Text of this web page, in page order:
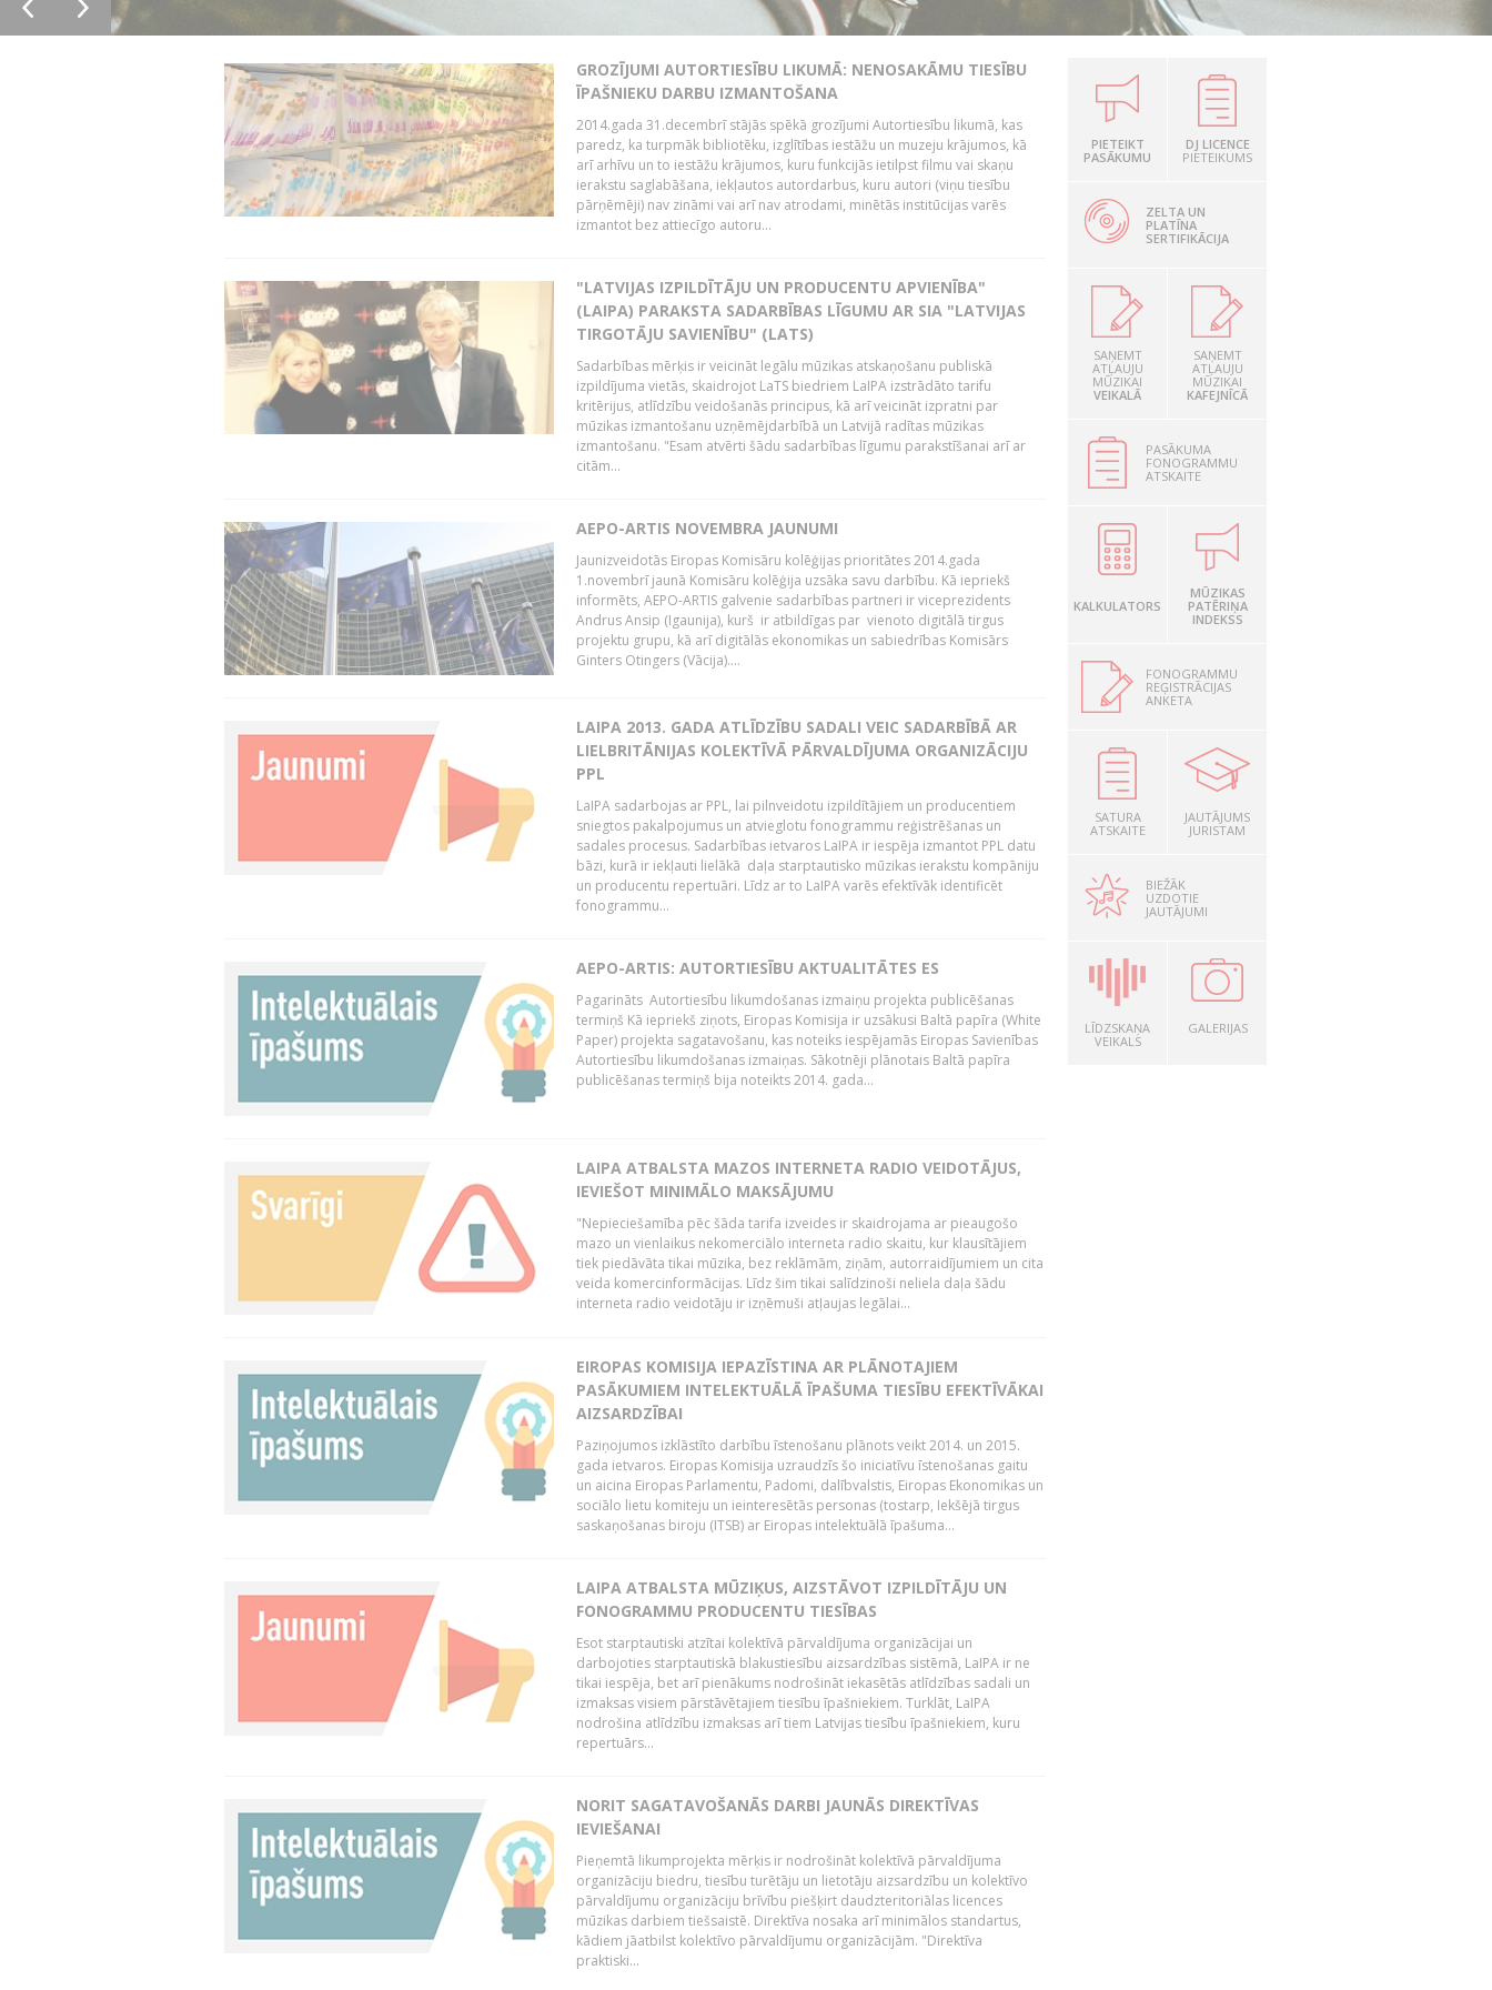
GROZĪJUMI AUTORTIESĪBU LIKUMĀ: NENOSAKĀMU TIESĪBU
ĪPAŠNIEKU DARBU IZMANTOŠANA
2014.gada 31.decembrī stājās spēkā grozījumi Autortiesību likumā, kas
paredz, ka turpmāk bibliotēku, izglītības iestāžu un muzeju krājumos, kā
arī arhīvu un to iestāžu krājumos, kuru funkcijās ietilpst filmu vai skaņu
ierakstu saglabāšana, iekļautos autordarbus, kuru autori (viņu tiesību
pārņēmēji) nav zināmi vai arī nav atrodami, minētās institūcijas varēs
izmantot bez attiecīgo autoru...
"LATVIJAS IZPILDĪTĀJU UN PRODUCENTU APVIENĪBA"
(LAIPA) PARAKSTA SADARBĪBAS LĪGUMU AR SIA "LATVIJAS
TIRGOTĀJU SAVIENĪBU" (LATS)
Sadarbības mērķis ir veicināt legālu mūzikas atskaņošanu publiskā
izpildījuma vietās, skaidrojot LaTS biedriem LaIPA izstrādāto tarifu
kritērijus, atlīdzību veidošanās principus, kā arī veicināt izpratni par
mūzikas izmantošanu uzņēmējdarbībā un Latvijā radītas mūzikas
izmantošanu. "Esam atvērti šādu sadarbības līgumu parakstīšanai arī ar
citām...
AEPO-ARTIS NOVEMBRA JAUNUMI
Jaunizveidotās Eiropas Komisāru kolēģijas prioritātes 2014.gada
1.novembrī jaunā Komisāru kolēģija uzsāka savu darbību. Kā iepriekš
informēts, AEPO-ARTIS galvenie sadarbības partneri ir viceprezidents
Andrus Ansip (Igaunija), kurš ir atbildīgas par vienoto digitālā tirgus
projektu grupu, kā arī digitālās ekonomikas un sabiedrības Komisārs
Ginters Otingers (Vācija)....
LAIPA 2013. GADA ATLĪDZĪBU SADALI VEIC SADARBĪBĀ AR
LIELBRITĀNIJAS KOLEKTĪVĀ PĀRVALDĪJUMA ORGANIZĀCIJU
PPL
LaIPA sadarbojas ar PPL, lai pilnveidotu izpildītājiem un producentiem
sniegtos pakalpojumus un atvieglotu fonogrammu reģistrēšanas un
sadales procesus. Sadarbības ietvaros LaIPA ir iespēja izmantot PPL datu
bāzi, kurā ir iekļauti lielākā daļa starptautisko mūzikas ierakstu kompāniju
un producentu repertuāri. Līdz ar to LaIPA varēs efektīvāk identificēt
fonogrammu...
AEPO-ARTIS: AUTORTIESĪBU AKTUALITĀTES ES
Pagarināts Autortiesību likumdošanas izmaiņu projekta publicēšanas
termiņš Kā iepriekš ziņots, Eiropas Komisija ir uzsākusi Baltā papīra (White
Paper) projekta sagatavošanu, kas noteiks iespējamās Eiropas Savienības
Autortiesību likumdošanas izmaiņas. Sākotnēji plānotais Baltā papīra
publicēšanas termiņš bija noteikts 2014. gada...
LAIPA ATBALSTA MAZOS INTERNETA RADIO VEIDOTĀJUS,
IEVIEŠOT MINIMĀLO MAKSĀJUMU
"Nepieciešamība pēc šāda tarifa izveides ir skaidrojama ar pieaugošo
mazo un vienlaikus nekomerciālo interneta radio skaitu, kur klausītājiem
tiek piedāvāta tikai mūzika, bez reklāmām, ziņām, autorraidījumiem un cita
veida komercinformācijas. Līdz šim tikai salīdzinoši neliela daļa šādu
interneta radio veidotāju ir izņēmuši atļaujas legālai...
EIROPAS KOMISIJA IEPAZĪSTINA AR PLĀNOTAJIEM
PASĀKUMIEM INTELEKTUĀLĀ ĪPAŠUMA TIESĪBU EFEKTĪVĀKAI
AIZSARDZĪBAI
Paziņojumos izklāstīto darbību īstenošanu plānots veikt 2014. un 2015.
gada ietvaros. Eiropas Komisija uzraudzīs šo iniciatīvu īstenošanas gaitu
un aicina Eiropas Parlamentu, Padomi, dalībvalstis, Eiropas Ekonomikas un
sociālo lietu komiteju un ieinteresētās personas (tostarp, Iekšējā tirgus
saskaņošanas biroju (ITSB) ar Eiropas intelektuālā īpašuma...
LAIPA ATBALSTA MŪZIĶUS, AIZSTĀVOT IZPILDĪTĀJU UN
FONOGRAMMU PRODUCENTU TIESĪBAS
Esot starptautiski atzītai kolektīvā pārvaldījuma organizācijai un
darbojoties starptautiskā blakustiesību aizsardzības sistēmā, LaIPA ir ne
tikai iespēja, bet arī pienākums nodrošināt iekasētās atlīdzības sadali un
izmaksas visiem pārstāvētajiem tiesību īpašniekiem. Turklāt, LaIPA
nodrošina atlīdzību izmaksas arī tiem Latvijas tiesību īpašniekiem, kuru
repertuārs...
NORIT SAGATAVOŠANĀS DARBI JAUNĀS DIREKTĪVAS
IEVIEŠANAI
Pieņemtā likumprojekta mērķis ir nodrošināt kolektīvā pārvaldījuma
organizāciju biedru, tiesību turētāju un lietotāju aizsardzību un kolektīvo
pārvaldījumu organizāciju brīvību piešķirt daudzteritoriālas licences
mūzikas darbiem tiešsaistē. Direktīva nosaka arī minimālos standartus,
kādiem jāatbilst kolektīvo pārvaldījumu organizācijām. "Direktīva
praktiski...
PIETEIKT
PASĀKUMU
DJ LICENCE
PIETEIKUMS
ZELTA UN
PLATĪNA
SERTIFIKĀCIJA
SAŅEMT
ATĻAUJU
MŪZIKAI
VEIKALĀ
SAŅEMT
ATĻAUJU
MŪZIKAI
KAFEJNĪCĀ
PASĀKUMA
FONOGRAMMU
ATSKAITE
KALKULATORS
MŪZIKAS
PATĒRIŅA
INDEKSS
FONOGRAMMU
REĢISTRĀCIJAS
ANKETA
SATURA
ATSKAITE
JAUTĀJUMS
JURISTAM
BIEŽĀK
UZDOTIE
JAUTĀJUMI
LĪDZSKAŅA
VEIKALS
GALERIJAS